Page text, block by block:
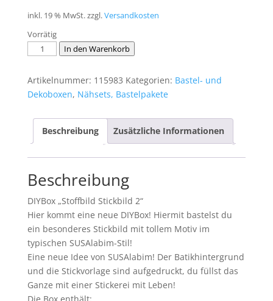
inkl. 19 % MwSt.zzgl.Versandkosten
Vorrätig
DIYbox
Stickbild
2
In den Warenkorb
Artikelnummer: 115983 Kategorien: Bastel- und
Dekoboxen, Nähsets, Bastelpakete
Beschreibung Zusätzliche Informationen
Beschreibung
DIYBox „Stoffbild Stickbild 2“
Hier kommt eine neue DIYBox! Hiermit bastelst du
ein besonderes Stickbild mit tollem Motiv im
typischen SUSAlabim-Stil!
Eine neue Idee von SUSAlabim! Der Batikhintergrund
und die Stickvorlage sind aufgedruckt, du füllst das
Ganze mit einer Stickerei mit Leben!